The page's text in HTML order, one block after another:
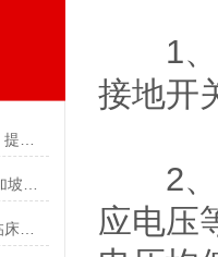
1、动
接地开
2、高
应电压